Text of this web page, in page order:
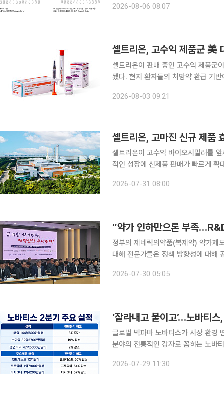
이어지고 있다”며 “항체약물접합체
2026-08-06 08:07
셀트리온이 판매 중인 고수익 제품군
됐다. 현지 환자들의 처방약 환급 기
가 익스프레스 스크립츠(ESI), CVS
2026-08-03 09:21
셀트리온, 고마진 신규 제품
셀트리온이 고수익 바이오시밀러를
적인 성장에 신제품 판매가 빠르게 확
독원 전자공시시스템에 따르면 셀트
2026-07-31 08:00
정부의 제네릭의약품(복제약) 약가제
대해 전문가들은 정책 방향성에 대해
차가 더욱 뚜렷해질 것으로 내다봤다.
2026-07-30 05:05
‘잘라내고 붙이고’…노바티
글로벌 빅파마 노바티스가 시장 환경
분야의 전통적인 강자로 꼽히는 노바
2026-07-29 11:30